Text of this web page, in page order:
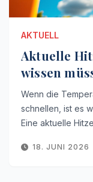
AKTUELL
Aktuelle
wissen
Wenn die
schnellen, ist es
Eine aktuelle
18. JUNI 2026